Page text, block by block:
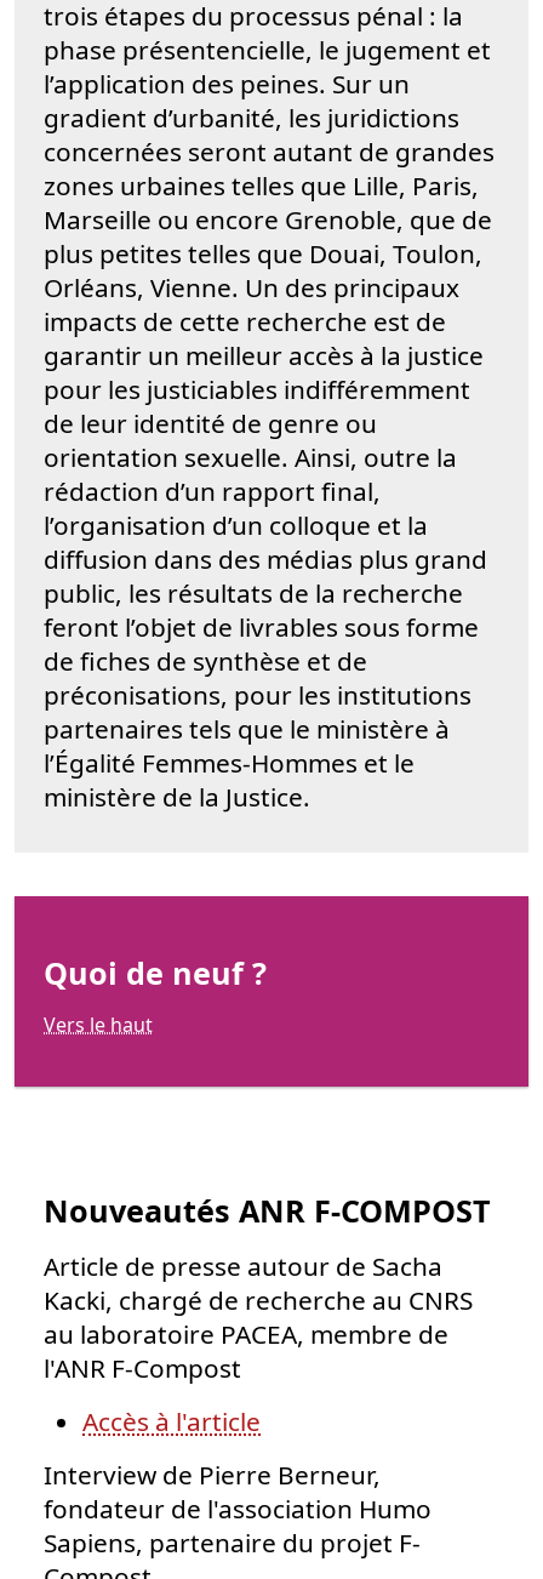
trois étapes du processus pénal : la
phase présentencielle, le jugement et
l’application des peines. Sur un
gradient d’urbanité, les juridictions
concernées seront autant de grandes
zones urbaines telles que Lille, Paris,
Marseille ou encore Grenoble, que de
plus petites telles que Douai, Toulon,
Orléans, Vienne. Un des principaux
impacts de cette recherche est de
garantir un meilleur accès à la justice
pour les justiciables indifféremment
de leur identité de genre ou
orientation sexuelle. Ainsi, outre la
rédaction d’un rapport final,
l’organisation d’un colloque et la
diffusion dans des médias plus grand
public, les résultats de la recherche
feront l’objet de livrables sous forme
de fiches de synthèse et de
préconisations, pour les institutions
partenaires tels que le ministère à
l’Égalité Femmes-Hommes et le
ministère de la Justice.
Quoi de neuf ?
Vers le haut
Nouveautés ANR F-COMPOST
Article de presse autour de Sacha
Kacki, chargé de recherche au CNRS
au laboratoire PACEA, membre de
l'ANR F-Compost
Accès à l'article
Interview de Pierre Berneur,
fondateur de l'association Humo
Sapiens, partenaire du projet F-